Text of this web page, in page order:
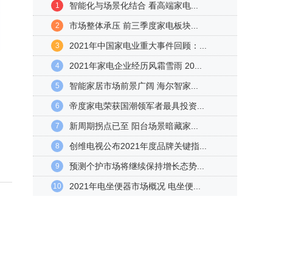
1 智能化与场景化结合 看高端家电...
2 市场整体承压 前三季度家电板块...
3 2021年中国家电业重大事件回顾：...
4 2021年家电企业经历风霜雪雨 20...
5 智能家居市场前景广阔 海尔智家...
6 帝度家电荣获国潮领军者最具投资...
7 新周期拐点已至 阳台场景暗藏家...
8 创维电视公布2021年度品牌关键指...
9 预测个护市场将继续保持增长态势...
10 2021年电坐便器市场概况 电坐便...